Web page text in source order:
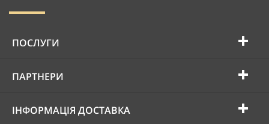
ПОСЛУГИ
ПАРТНЕРИ
ІНФОРМАЦІЯ ДОСТАВКА